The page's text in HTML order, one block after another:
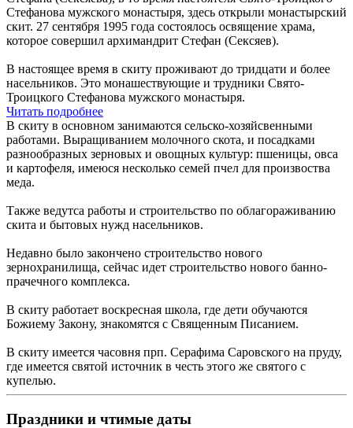
Стефанова мужского монастыря, здесь открыли монастырский
скит. 27 сентября 1995 года состоялось освящение храма,
которое совершил архимандрит Стефан (Сексяев).
В настоящее время в скиту проживают до тридцати и более
насельников. Это монашествующие и трудники Свято-
Троицкого Стефанова мужского монастыря.
Читать подробнее
В скиту в основном занимаются сельско-хозяйсвенными
работами. Выращиванием молочного скота, и посадками
разнообразных зерновых и овощных культур: пшеницы, овса
и картофеля, имеюся несколько семей пчел для произвоства
меда.
Также ведутса работы и строительство по облагораживанию
скита и бытовых нужд насельников.
Недавно было закончено строительство нового
зернохранилища, сейчас идет строительство нового банно-
прачечного комплекса.
В скиту работает воскресная школа, где дети обучаются
Божиему Закону, знакомятся с Священным Писанием.
В скиту имеется часовня прп. Серафима Саровского на пруду,
где имеется святой источник в честь этого же святого с
купелью.
Праздники и чтимые даты